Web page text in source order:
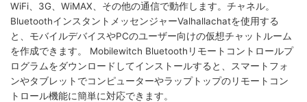
WiFi、3G、WiMAX、その他の通信で動作します。チャネル。
BluetoothインスタントメッセンジャーValhallachatを使用する
と、モバイルデバイスやPCのユーザー向けの仮想チャットルーム
を作成できます。 Mobilewitch Bluetoothリモートコントロールプ
ログラムをダウンロードしてインストールすると、スマートフォ
ンやタブレットでコンピューターやラップトップのリモートコン
トロール機能に簡単に対応できます。